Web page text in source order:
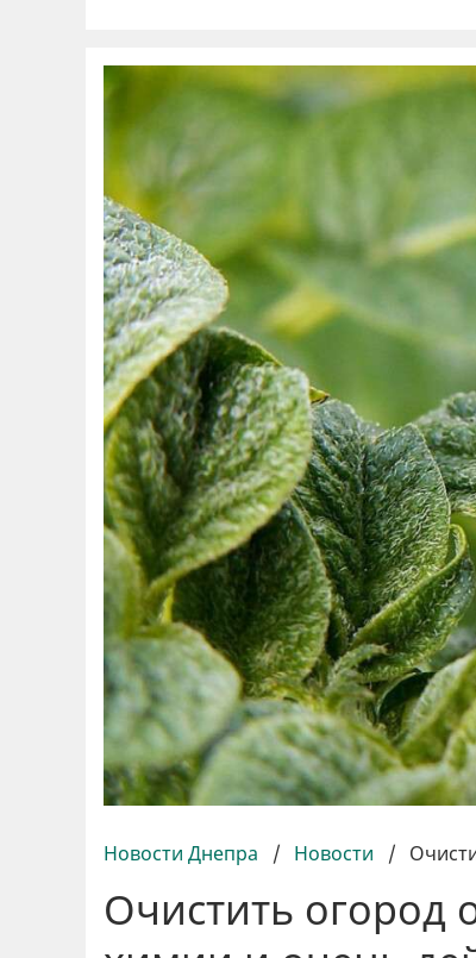
Новости Днепра / Новости /
Очистить огород